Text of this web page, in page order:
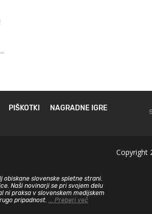
PIŠKOTKI
NAGRADNE IGRE
Copyright
obiskane slovenske spletne strani.
Naši novinarji se pri svojem delu
ni praksa v slovenskem medijskem
pripadnost. ... Preberi več